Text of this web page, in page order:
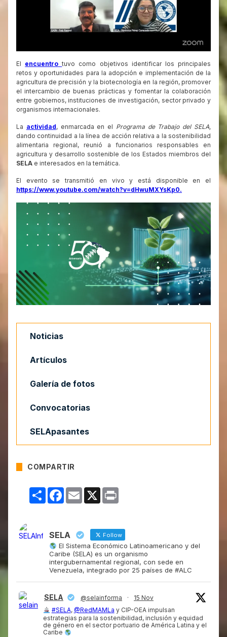
El encuentrotuvo como objetivos identificar los principales
retos y oportunidades para la adopción e implementación de la
agricultura de precisión y la biotecnología en la región, promover
el intercambio de buenas prácticas y fomentar la colaboración
entre gobiernos, instituciones de investigación, sector privado y
organismos internacionales.
La actividad, enmarcada en el Programa de Trabajo del SELA,
dando continuidad a la línea de acción relativa a la sostenibilidad
alimentaria regional, reunió a funcionarios responsables en
agricultura y desarrollo sostenible de los Estados miembros del
SELA e interesados en la temática.
El evento se transmitió en vivo y está disponible en el
https://www.youtube.com/watch?v=dHwuMXYsKp0.
Noticias
Artículos
Galería de fotos
Convocatorias
SELApasantes
COMPARTIR
CompartirFacebook
Email X
SELA Follow
El Sistema Económico Latinoamericano y del
Caribe (SELA) es un organismo
intergubernamental regional, con sede en
Venezuela, integrado por 25 países de #ALC
SELA @selainforma ·
15 Nov
#SELA, @RedMAMLa y CIP-OEA impulsan
estrategias para la sostenibilidad, inclusión y equidad
de género en el sector portuario de América Latina y el
Caribe